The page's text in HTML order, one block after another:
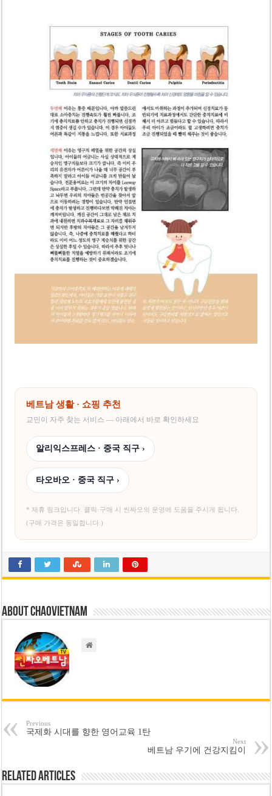
베트남 생활 · 쇼핑 추천
교민이 자주 찾는 서비스 — 아래에서 바로 확인하세요
알리익스프레스 · 중국 직구 ›
타오바오 · 중국 직구 ›
* 제휴 링크입니다. 클릭·구매 시 씬짜오의 운영에 도움을 주시게 됩니다.
(구매 가격은 동일합니다.)
About chaovietnam
Previous
국제화 시대를 향한 영어교육 1탄
Next
베트남 우기에 건강지킴이
Related Articles